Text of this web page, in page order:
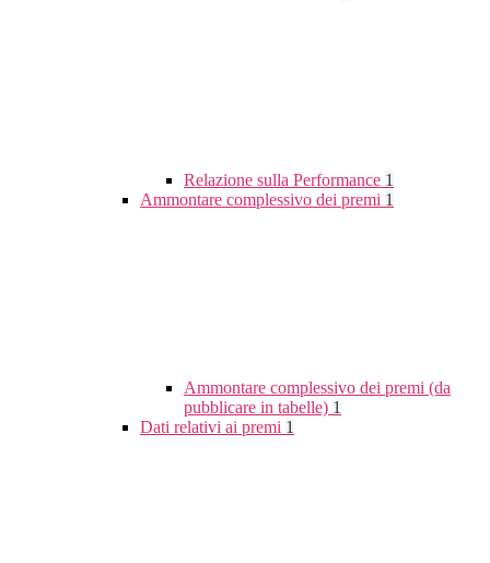
Relazione sulla Performance 1
Ammontare complessivo dei premi 1
Ammontare complessivo dei premi (da
pubblicare in tabelle) 1
Dati relativi ai premi 1